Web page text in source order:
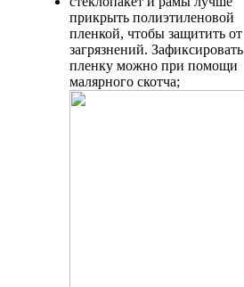
прикрыть полиэтиленовой
пленкой, чтобы защитить от
загрязнений. Зафиксировать
пленку можно при помощи
малярного скотча;